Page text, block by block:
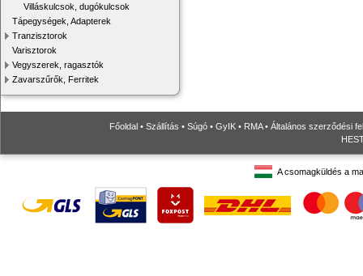
Villáskulcsok, dugókulcsok
Tápegységek, Adapterek
Tranzisztorok
Varisztorok
Vegyszerek, ragasztók
Zavarszűrők, Ferritek
Főoldal • Szállítás • Súgó • GyIK • RMA• Általános szerződési
A csomagküldés a